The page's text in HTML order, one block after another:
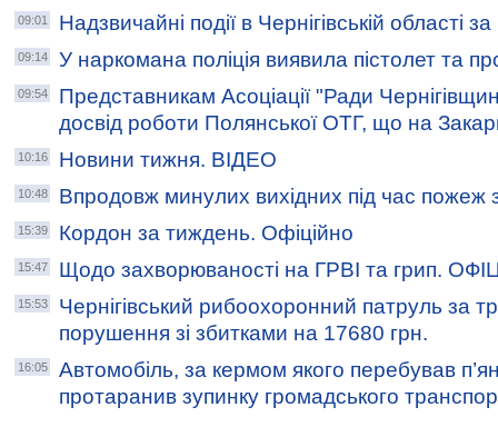
09:01 Надзвичайні події в Чернігівській області
09:14 У наркомана поліція виявила пістолет та
09:54
Представникам Асоціації "Ради
досвід роботи Полянської ОТГ, що на
10:16 Новини тижня. ВІДЕО
10:48 Впродовж минулих вихідних під час пожеж
15:39 Кордон за тиждень. Офіційно
15:47 Щодо захворюваності на ГРВІ та грип.
15:53
Чернігівський рибоохоронний патруль за
порушення зі збитками на 17680 грн.
16:05
Автомобіль, за кермом якого перебував
протаранив зупинку громадського